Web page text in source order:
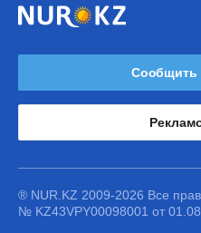
Сообщить
® NUR.KZ 2009-2026 Все
№ KZ43VPY00098001 от